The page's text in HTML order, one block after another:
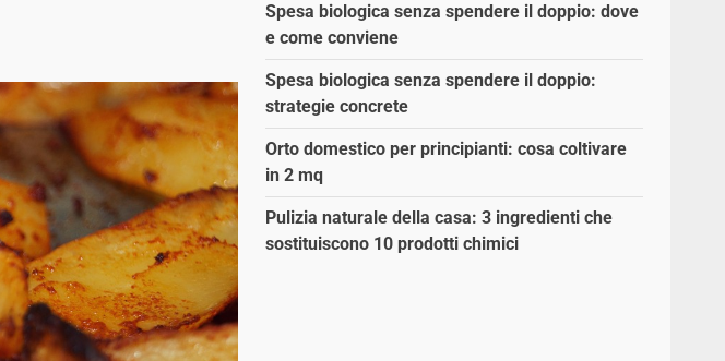
Spesa biologica senza spendere il doppio: dove
e come conviene
Spesa biologica senza spendere il doppio:
strategie concrete
Orto domestico per principianti: cosa coltivare
in 2 mq
Pulizia naturale della casa: 3 ingredienti che
sostituiscono 10 prodotti chimici